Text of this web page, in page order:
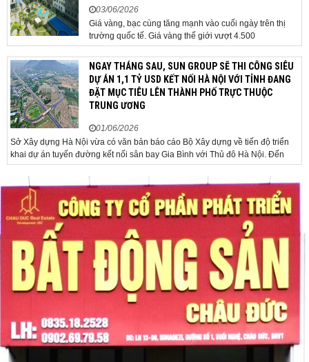
03/06/2026
Giá vàng, bạc cùng tăng mạnh vào cuối ngày trên thị
trường quốc tế. Giá vàng thế giới vượt 4.500
USD/ounce. Cuối ngày 2-6, giá vàng hôm nay trên thị
trường quốc tế được giao dịch ở mức 4.520
USD/ounce, tăng khoảng 35 USD/ounce so với buổi
sáng. Trong phiên, có thời điểm giá vàng...
NGAY THÁNG SAU, SUN GROUP SẼ THI CÔNG SIÊU
DỰ ÁN 1,1 TỶ USD KẾT NỐI HÀ NỘI VỚI TỈNH ĐANG
ĐẶT MỤC TIÊU LÊN THÀNH PHỐ TRỰC THUỘC
TRUNG ƯƠNG
01/06/2026
Sở Xây dựng Hà Nội vừa có văn bản báo cáo Bộ Xây dựng về tiến độ triển
khai dự án tuyến đường kết nối sân bay Gia Bình với Thủ đô Hà Nội. Đến
nay, công tác giải phóng mặt bằng và chuẩn bị đầu tư của dự án đã ghi nhận
nhiều kết...